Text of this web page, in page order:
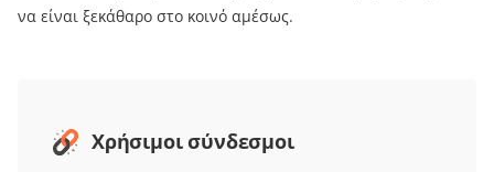
να είναι ξεκάθαρο στο κοινό αμέσως.
Χρήσιμοι σύνδεσμοι